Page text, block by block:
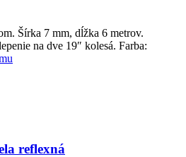
Šírka 7 mm, dĺžka 6 metrov.
na dve 19″ kolesá. Farba:
reflexná